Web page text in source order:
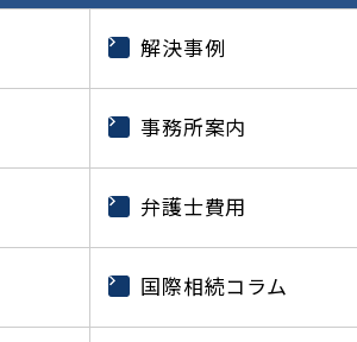
解決事例
事務所案内
弁護士費用
国際相続コラム